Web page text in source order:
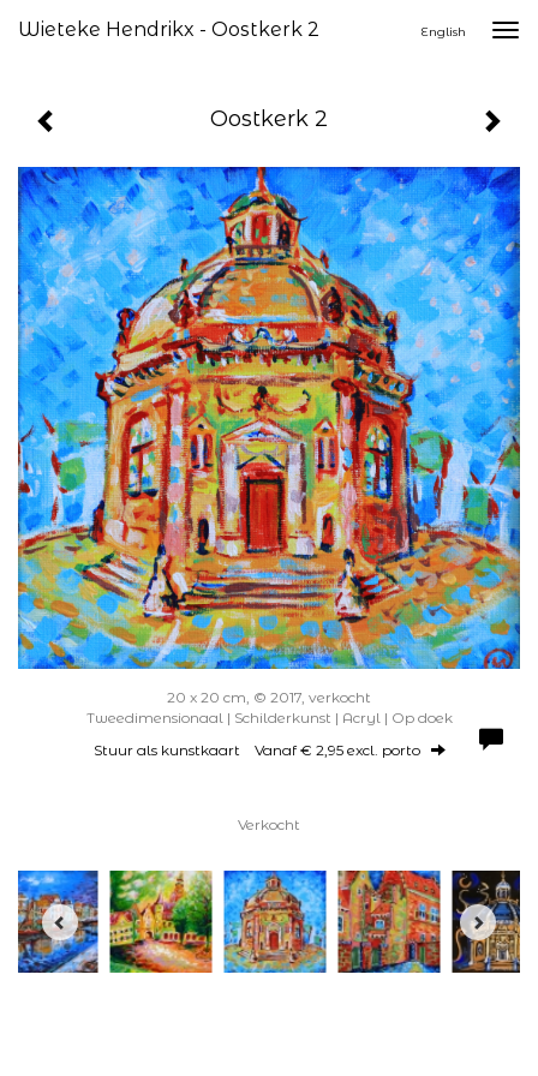
Wieteke Hendrikx - Oostkerk 2 English
Oostkerk 2
20 x 20 cm, © 2017, verkocht
Tweedimensionaal | Schilderkunst | Acryl | Op doek
Stuur als kunstkaart Vanaf € 2,95 excl. porto
Verkocht